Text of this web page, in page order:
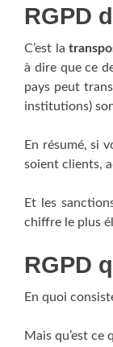
RGPD
C’est la
à dire que ce
pays peut
institutions)
En résumé, si
soient clients,
Et les
chiffre le plus
RGPD
En quoi
Mais qu’est ce